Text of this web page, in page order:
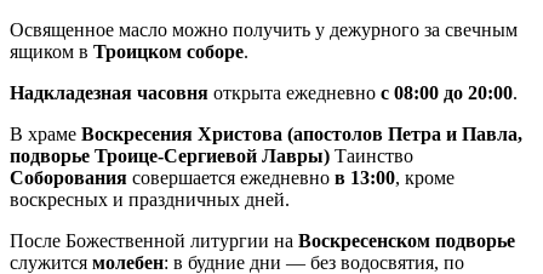
Освященное масло можно получить у дежурного за свечным
ящиком в Троицком соборе.
Надкладезная часовня открыта ежедневно с 08:00 до 20:00.
В храме Воскресения Христова (апостолов Петра и Павла,
подворье Троице-Сергиевой Лавры) Таинство
Соборования совершается ежедневно в 13:00, кроме
воскресных и праздничных дней.
После Божественной литургии на Воскресенском подворье
служится молебен: в будние дни — без водосвятия, по